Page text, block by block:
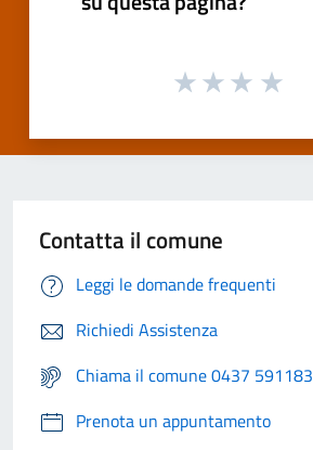
Contatta il comune
Leggi le domande frequenti
Richiedi Assistenza
Chiama il comune 0437 591183
Prenota un appuntamento